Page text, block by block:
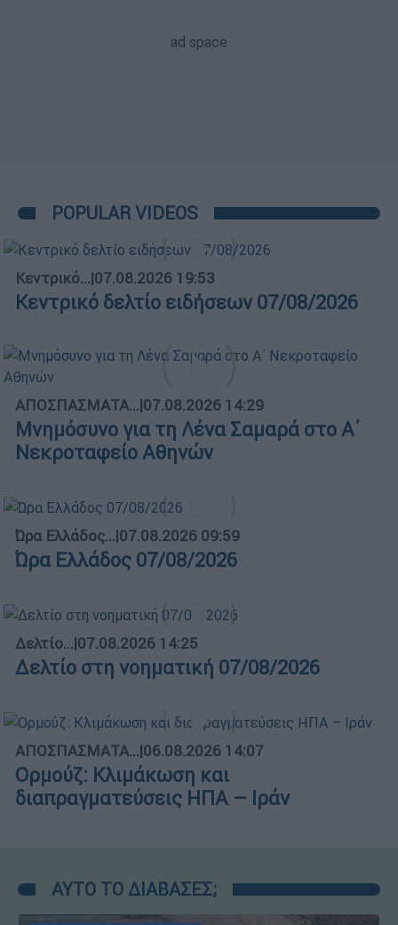
POPULAR VIDEOS
Κεντρικό...|07.08.2026 19:53
Κεντρικό δελτίο ειδήσεων 07/08/2026
ΑΠΟΣΠΑΣΜΑΤΑ...|07.08.2026 14:29
Μνημόσυνο για τη Λένα Σαμαρά στο Α΄
Νεκροταφείο Αθηνών
Ώρα Ελλάδος...|07.08.2026 09:59
Ώρα Ελλάδος 07/08/2026
Δελτίο...|07.08.2026 14:25
Δελτίο στη νοηματική 07/08/2026
ΑΠΟΣΠΑΣΜΑΤΑ...|06.08.2026 14:07
Ορμούζ: Κλιμάκωση και
διαπραγματεύσεις ΗΠΑ – Ιράν
ΑΥΤΟ ΤΟ ΔΙΑΒΑΣΕΣ;